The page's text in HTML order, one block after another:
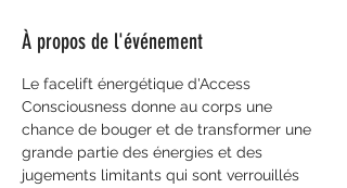
À propos de l'événement
Le facelift énergétique d'Access
Consciousness donne au corps une
chance de bouger et de transformer une
grande partie des énergies et des
jugements limitants qui sont verrouillés